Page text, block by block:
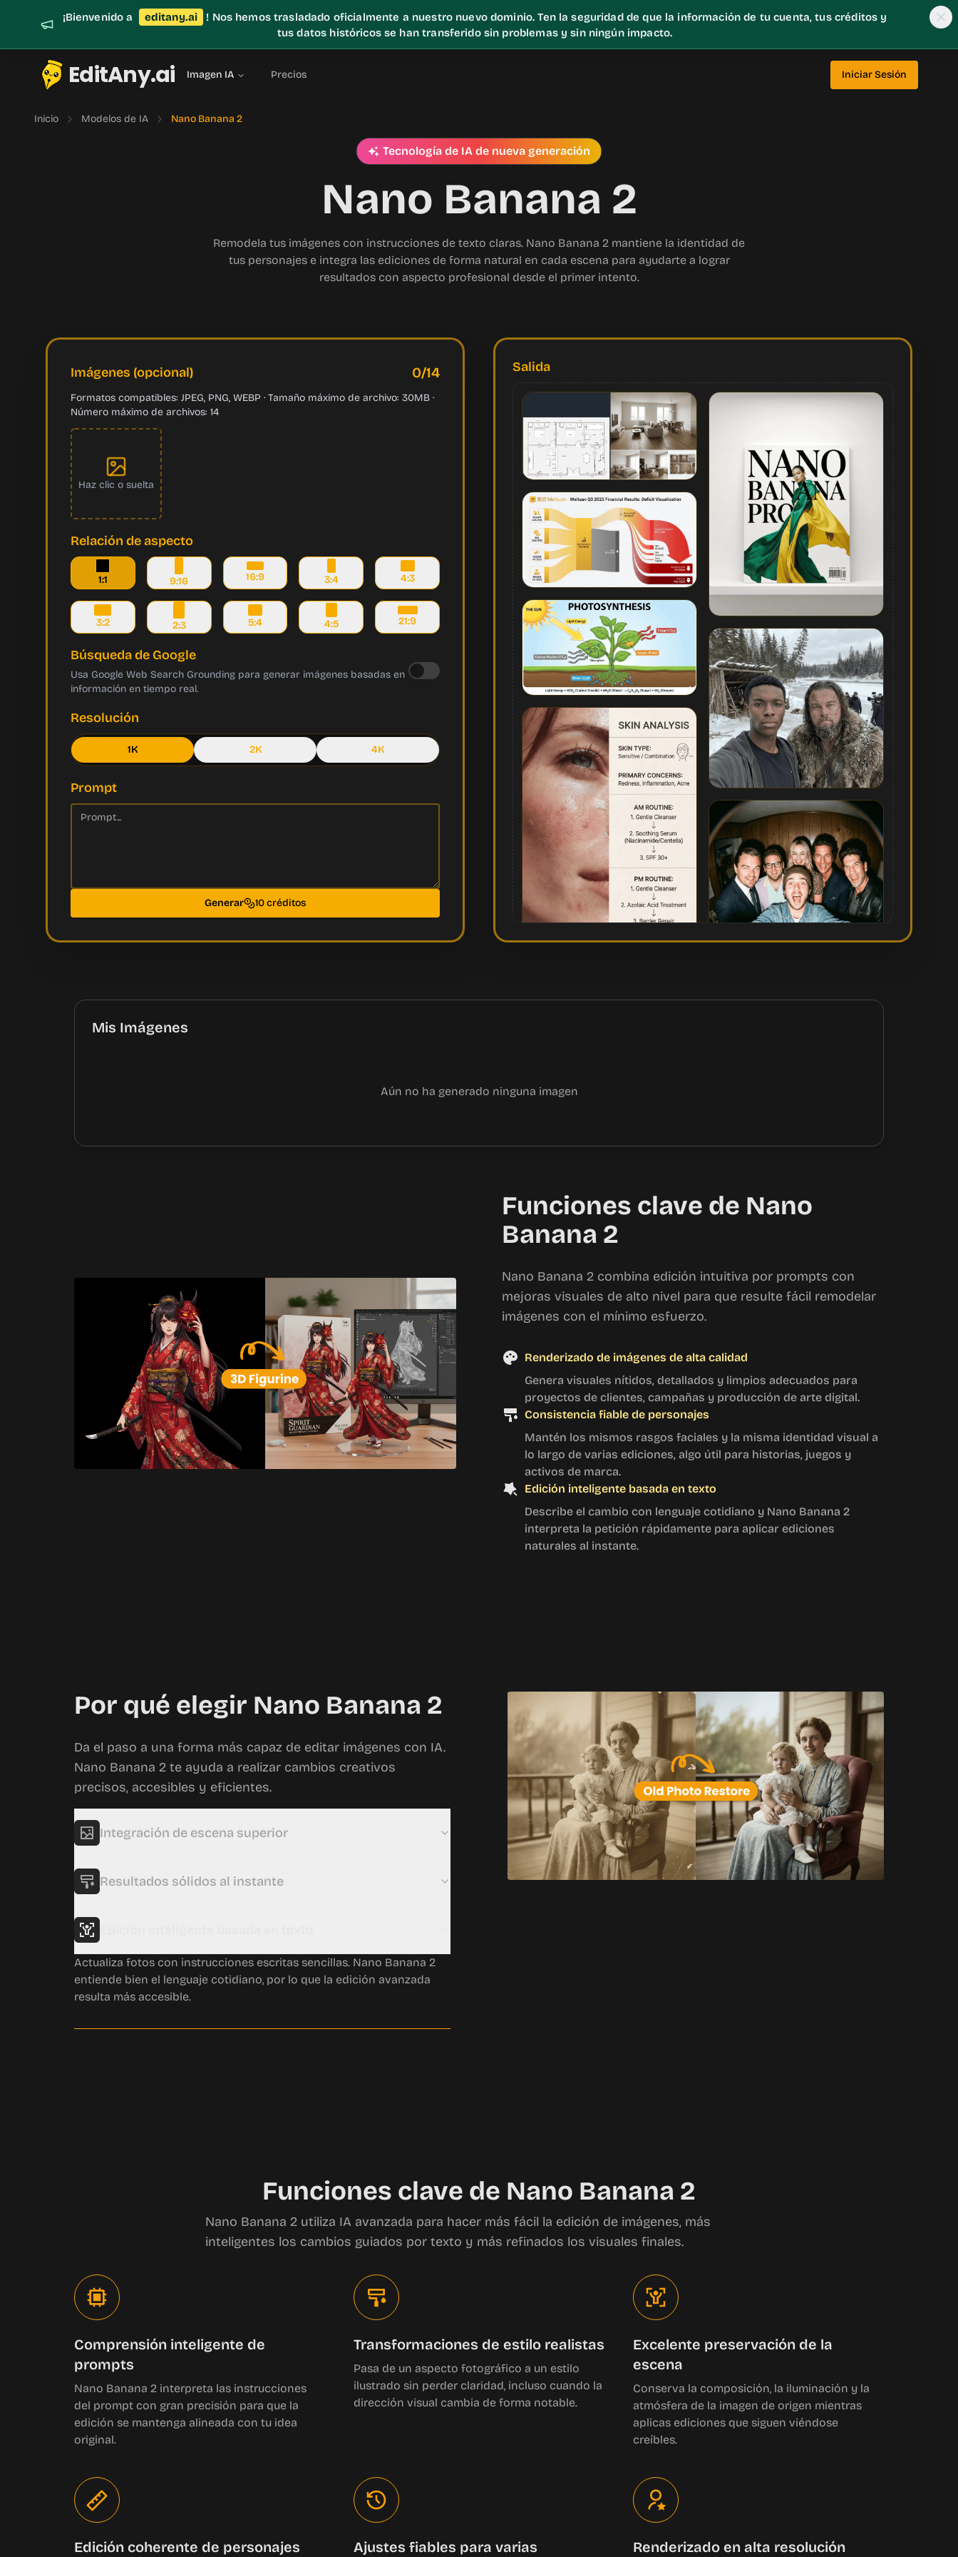
¡Bienvenido a editany.ai
! Nos hemos trasladado oficialmente a nuestro nuevo dominio. Ten la seguridad de que la información de tu cuenta, tus créditos y
tus datos históricos se han transferido sin problemas y sin ningún impacto.
EditAny.ai Imagen IA Precios Iniciar Sesión
Inicio Modelos de IA Nano Banana 2
Nano Banana 2
Tecnología de IA de nueva generación
Remodela tus imágenes con instrucciones de texto claras. Nano Banana 2 mantiene la identidad de
tus personajes e integra las ediciones de forma natural en cada escena para ayudarte a lograr
resultados con aspecto profesional desde el primer intento.
Imágenes (opcional) 0/14
Formatos compatibles: JPEG, PNG, WEBP · Tamaño máximo de archivo: 30MB ·
Número máximo de archivos: 14
Haz clic o suelta
Relación de aspecto
1:1 9:16 16:9 3:4 4:3
3:2 2:3 5:4 4:5 21:9
Búsqueda de Google
Usa Google Web Search Grounding para generar imágenes basadas en
información en tiempo real.
Resolución
1K 2K 4K
Prompt
Generar 10 créditos
Salida
Mis Imágenes
Aún no ha generado ninguna imagen
Funciones clave de Nano
Banana 2
Nano Banana 2 combina edición intuitiva por prompts con
mejoras visuales de alto nivel para que resulte fácil remodelar
imágenes con el mínimo esfuerzo.
Renderizado de imágenes de alta calidad
Genera visuales nítidos, detallados y limpios adecuados para
proyectos de clientes, campañas y producción de arte digital.
Consistencia fiable de personajes
Mantén los mismos rasgos faciales y la misma identidad visual a
lo largo de varias ediciones, algo útil para historias, juegos y
activos de marca.
Edición inteligente basada en texto
Describe el cambio con lenguaje cotidiano y Nano Banana 2
interpreta la petición rápidamente para aplicar ediciones
naturales al instante.
Por qué elegir Nano Banana 2
Da el paso a una forma más capaz de editar imágenes con IA.
Nano Banana 2 te ayuda a realizar cambios creativos
precisos, accesibles y eficientes.
Integración de escena superior
Integra los cambios en la iluminación y el fondo originales con un
acabado fluido para que la imagen final se sienta visualmente
Resultados sólidos al instante
Actualiza fotos con instrucciones escritas sencillas. Nano Banana 2
entiende bien el lenguaje cotidiano, por lo que la edición avanzada
resulta más accesible.
Funciones clave de Nano Banana 2
Nano Banana 2 utiliza IA avanzada para hacer más fácil la edición de imágenes, más
inteligentes los cambios guiados por texto y más refinados los visuales finales.
Comprensión inteligente de
prompts
Nano Banana 2 interpreta las instrucciones
del prompt con gran precisión para que la
edición se mantenga alineada con tu idea
original.
Transformaciones de estilo realistas
Pasa de un aspecto fotográfico a un estilo
ilustrado sin perder claridad, incluso cuando la
dirección visual cambia de forma notable.
Excelente preservación de la
escena
Conserva la composición, la iluminación y la
atmósfera de la imagen de origen mientras
aplicas ediciones que siguen viéndose
creíbles.
Edición coherente de personajes Ajustes fiables para varias Renderizado en alta resolución